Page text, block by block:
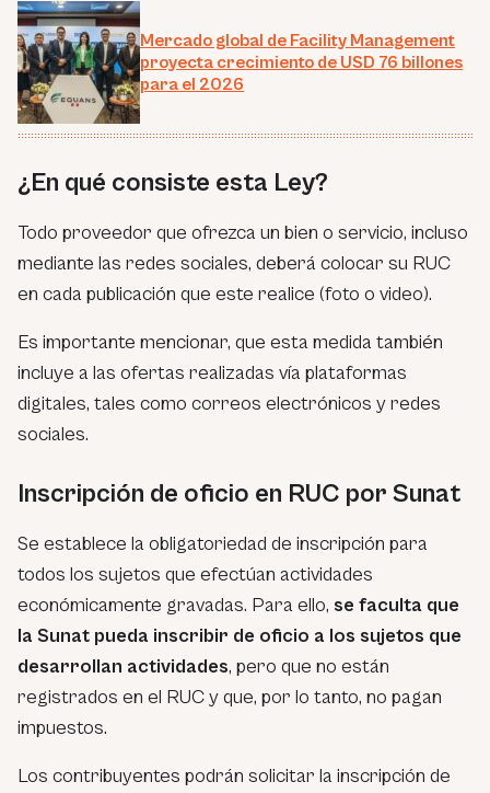
Mercado global de Facility Management
proyecta crecimiento de USD 76 billones
para el 2026
¿En qué consiste esta Ley?
Todo proveedor que ofrezca un bien o servicio, incluso
mediante las redes sociales, deberá colocar su RUC
en cada publicación que este realice (foto o video).
Es importante mencionar, que esta medida también
incluye a las ofertas realizadas vía plataformas
digitales, tales como correos electrónicos y redes
sociales.
Inscripción de oficio en RUC por Sunat
Se establece la obligatoriedad de inscripción para
todos los sujetos que efectúan actividades
económicamente gravadas. Para ello, se faculta que
la Sunat pueda inscribir de oficio a los sujetos que
desarrollan actividades, pero que no están
registrados en el RUC y que, por lo tanto, no pagan
impuestos.
Los contribuyentes podrán solicitar la inscripción de